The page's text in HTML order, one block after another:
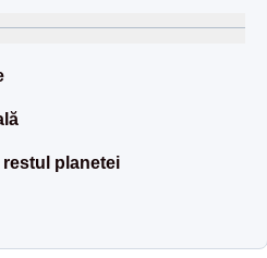
planetei